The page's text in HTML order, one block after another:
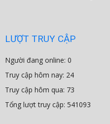
LƯỢT TRUY CẬP
Người đang online: 0
Truy cập hôm nay: 24
Truy cập hôm qua: 73
Tổng lượt truy cập: 541093